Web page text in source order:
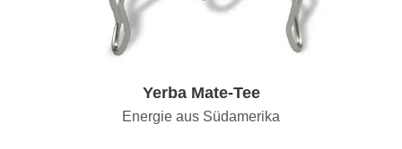
Yerba Mate-Tee
Energie aus Südamerika